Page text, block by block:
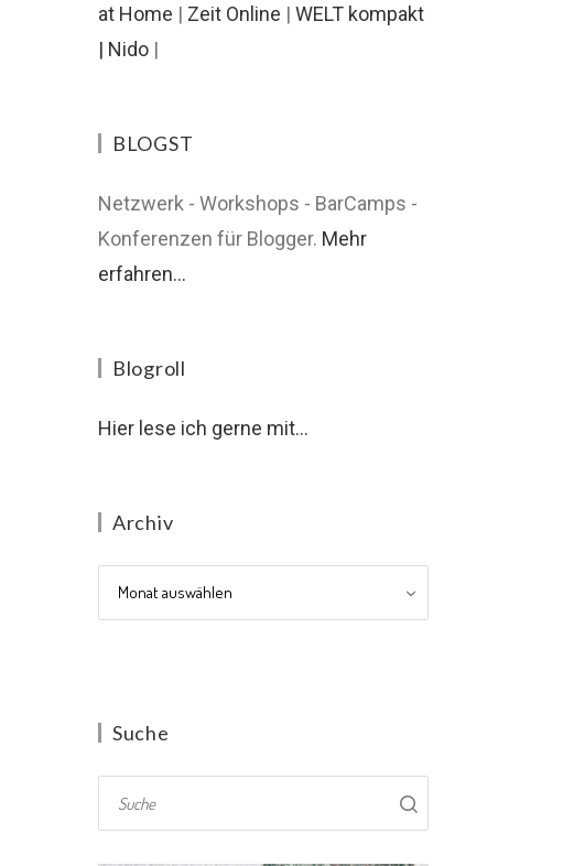
at Home | Zeit Online | WELT kompakt
| Nido |
BLOGST
Netzwerk - Workshops - BarCamps -
Konferenzen für Blogger. Mehr
erfahren...
Blogroll
Hier lese ich gerne mit...
Archiv
Archiv
Suche